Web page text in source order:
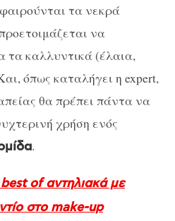
τα νεκρά
να
τα καλλυντικά (έλαια,
όπως καταλήγει η expert,
θα πρέπει πάντα να
χρήση ενός
.
of αντηλιακά με
στο make-up